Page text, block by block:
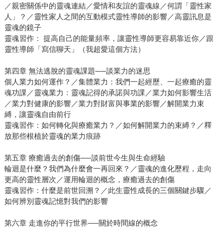
／親密關係中的靈魂連結／愛情和友誼的靈魂線／何謂「靈性家
人」？／靈性家人之間的互動模式靈性導師的影響／高靈訊息是
靈魂的鏡子
靈魂習作： 提高自己的能量頻率，讓靈性導師更容易靠近你／跟
靈性導師「寫信聊天」（我超愛這個方法）
第四章 無法逃脫的靈魂課題──談業力的迷思
個人業力如何運作？／集體業力：我們一起經歷、一起療癒的靈
魂功課／靈魂業力：靈魂記得的承諾與功課／業力如何影響生活
／業力對健康的影響／業力對財富與事業的影響／解開業力束
縛，讓靈魂自由前行
靈魂習作：如何轉化與療癒業力？／如何解開業力的束縛？／釋
放那些根植於靈魂的業力痕跡
第五章 療癒過去的創傷──談前世今生與生命經驗
輪迴是什麼？我們為什麼會一再回來？／靈魂的進化歷程，走向
更高的靈性層次／運用輪迴的概念，療癒過去的創傷
靈魂習作：什麼是前世回溯？／此生靈性成長的三個關鍵步驟／
如何辨別靈魂記憶對我們的影響
第六章 走進你的平行世界──關於時間線的概念